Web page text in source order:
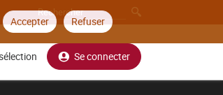
Accepter Refuser
Se connecter